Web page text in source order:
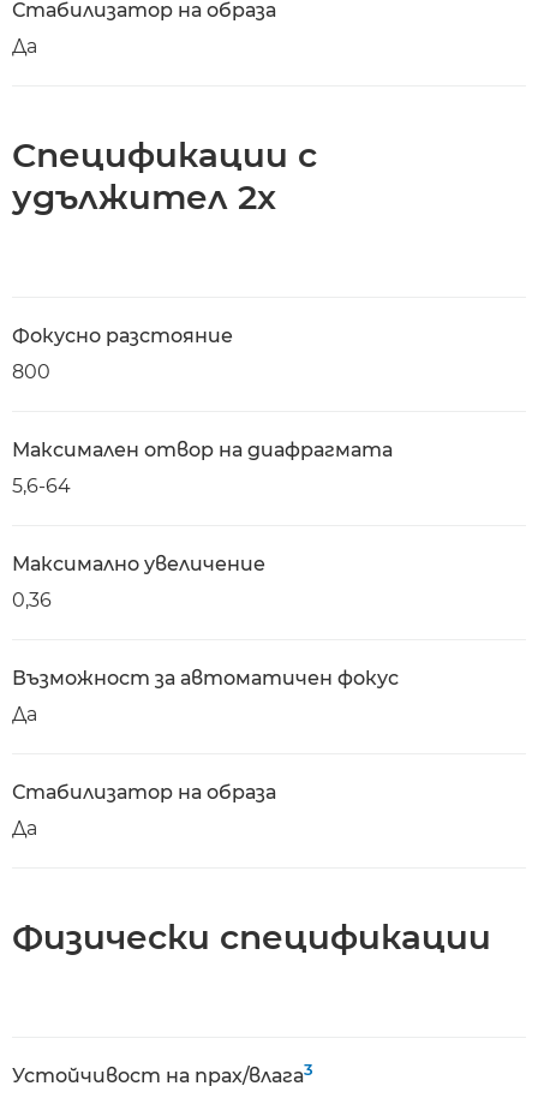
Стабилизатор на образа
Да
Спецификации с
удължител 2x
Фокусно разстояние
800
Максимален отвор на диафрагмата
5,6-64
Максимално увеличение
0,36
Възможност за автоматичен фокус
Да
Стабилизатор на образа
Да
Физически спецификации
Устойчивост на прах/влага3